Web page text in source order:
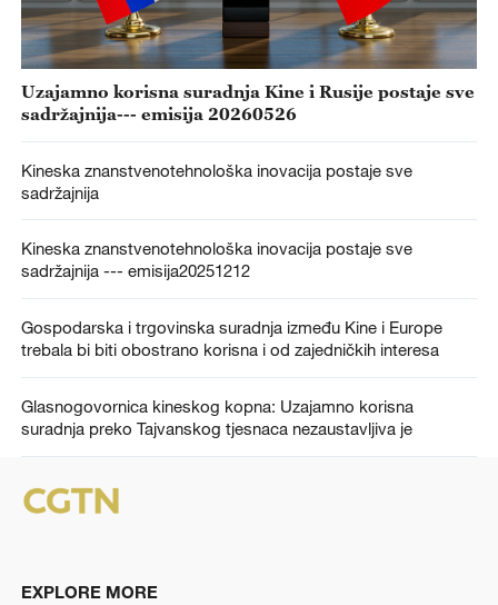
Uzajamno korisna suradnja Kine i Rusije postaje sve
sadržajnija--- emisija 20260526
Kineska znanstvenotehnološka inovacija postaje sve
sadržajnija
Kineska znanstvenotehnološka inovacija postaje sve
sadržajnija --- emisija20251212
Gospodarska i trgovinska suradnja između Kine i Europe
trebala bi biti obostrano korisna i od zajedničkih interesa
Glasnogovornica kineskog kopna: Uzajamno korisna
suradnja preko Tajvanskog tjesnaca nezaustavljiva je
EXPLORE MORE